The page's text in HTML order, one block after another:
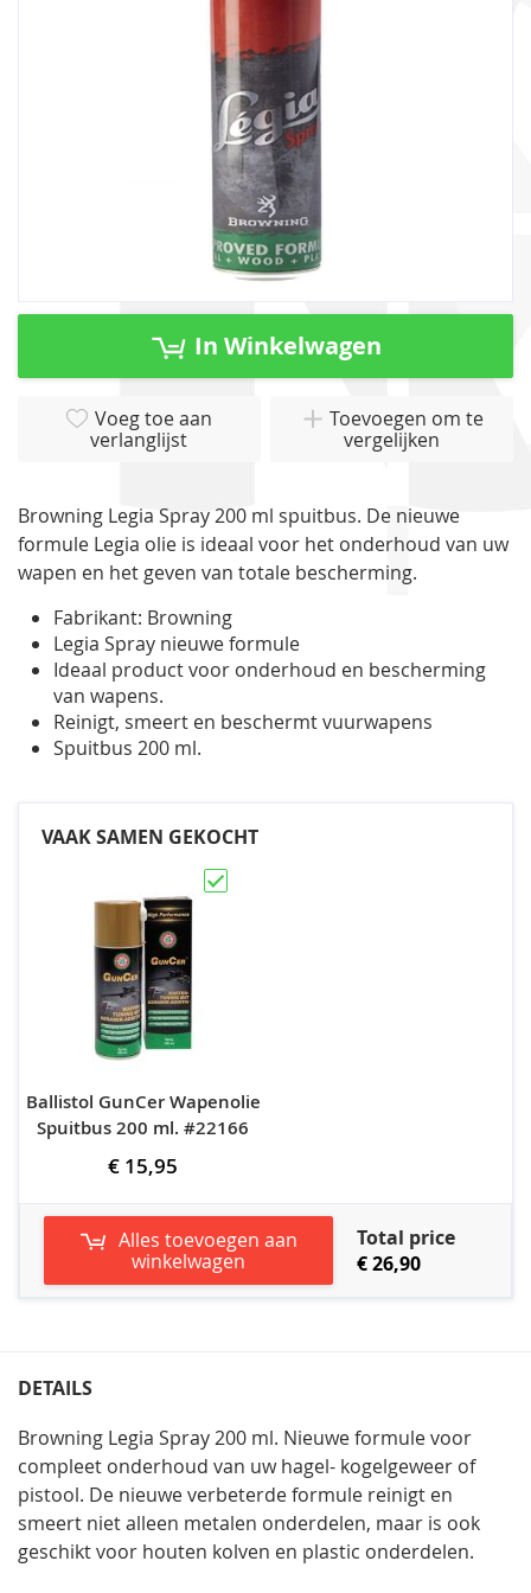
Ga
In Winkelwagen
Voeg toe aan
verlanglijst
Toevoegen om te
vergelijken
Browning Legia Spray 200 ml spuitbus. De nieuwe
formule Legia olie is ideaal voor het onderhoud van uw
wapen en het geven van totale bescherming.
Fabrikant: Browning
Legia Spray nieuwe formule
Ideaal product voor onderhoud en bescherming
van wapens.
Reinigt, smeert en beschermt vuurwapens
Spuitbus 200 ml.
VAAK SAMEN GEKOCHT
Ballistol GunCer Wapenolie
Spuitbus 200 ml. #22166
€ 15,95
Alles toevoegen aan
winkelwagen
Total price
€ 26,90
DETAILS
Browning Legia Spray 200 ml. Nieuwe formule voor
compleet onderhoud van uw hagel- kogelgeweer of
pistool. De nieuwe verbeterde formule reinigt en
smeert niet alleen metalen onderdelen, maar is ook
geschikt voor houten kolven en plastic onderdelen.